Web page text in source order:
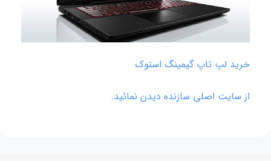
خرید لپ تاپ گیمینگ استوک
از سایت اصلی سازنده دیدن نمائید.